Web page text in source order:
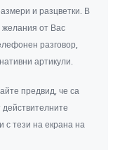
и разцветки. В
желания от Вас
разговор,
артикули.
предвид, че са
с тези на екрана на